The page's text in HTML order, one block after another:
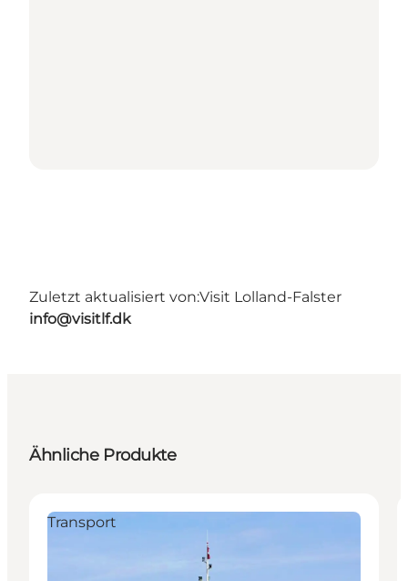
Zuletzt aktualisiert von:Visit Lolland-Falster
info@visitlf.dk
Ähnliche Produkte
Transport